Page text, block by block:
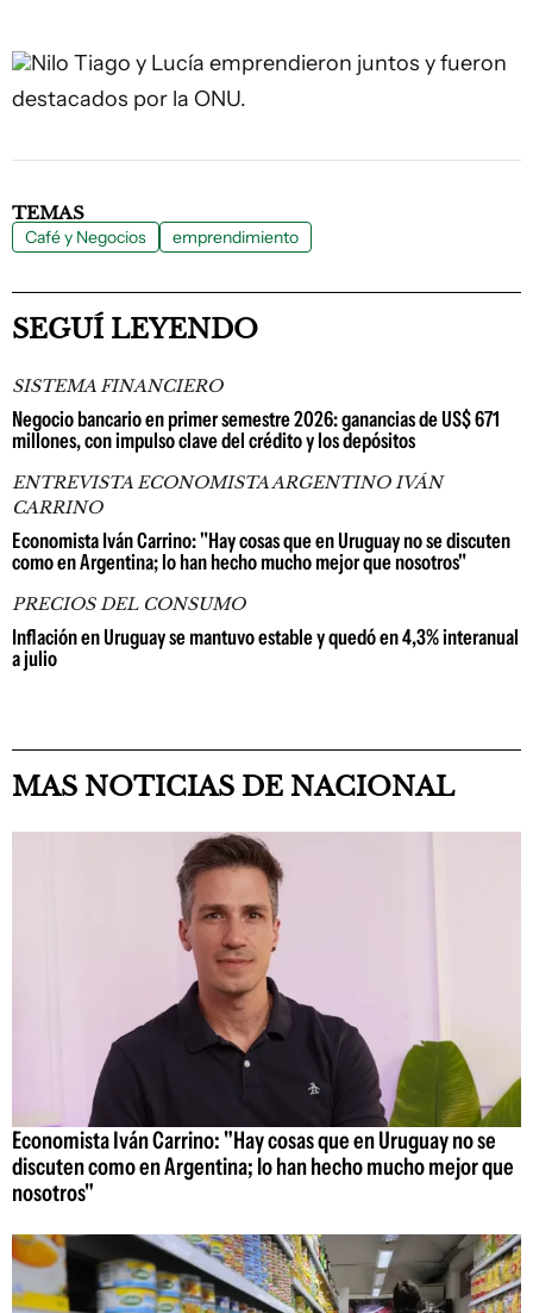
Nilo Tiago y Lucía emprendieron juntos y fueron
destacados por la ONU.
TEMAS
Café y Negocios emprendimiento
SEGUÍ LEYENDO
SISTEMA FINANCIERO
Negocio bancario en primer semestre 2026: ganancias de US$ 671
millones, con impulso clave del crédito y los depósitos
ENTREVISTA ECONOMISTA ARGENTINO IVÁN
CARRINO
Economista Iván Carrino: "Hay cosas que en Uruguay no se discuten
como en Argentina; lo han hecho mucho mejor que nosotros"
PRECIOS DEL CONSUMO
Inflación en Uruguay se mantuvo estable y quedó en 4,3% interanual
a julio
MAS NOTICIAS DE NACIONAL
Economista Iván Carrino: "Hay cosas que en Uruguay no se
discuten como en Argentina; lo han hecho mucho mejor que
nosotros"